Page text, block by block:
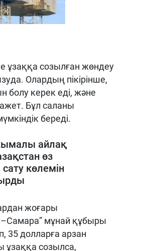
ұзаққа созылған жөндеу
Олардың пікірінше,
болу керек еді, және
Бұл саланы
береді.
айлақ
өз
көлемін
жоғары
мұнай құбыры
35 долларға арзан
созылса,